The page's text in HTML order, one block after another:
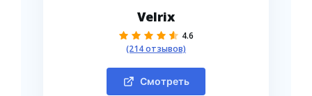
Velrix
4.6
(214 отзывов)
Смотреть